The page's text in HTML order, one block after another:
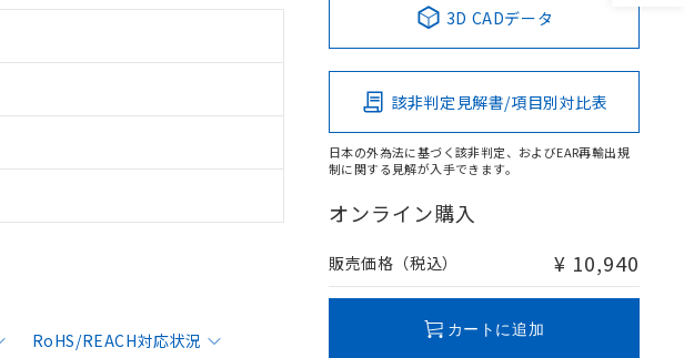
RoHS/REACH対応状況
3D CADデータ
該非判定見解書/項目別対比表
日本の外為法に基づく該非判定、およびEAR再輸出規
制に関する見解が入手できます。
オンライン購入
販売価格（税込） ¥ 10,940
カートに追加